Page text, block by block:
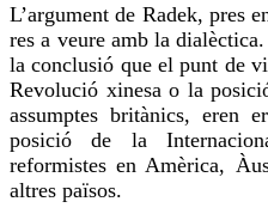
L’argument de Radek, pres
res a veure amb la
la conclusió que el punt de
Revolució xinesa o la
assumptes britànics, eren
posició de la
reformistes en Amèrica,
altres països.